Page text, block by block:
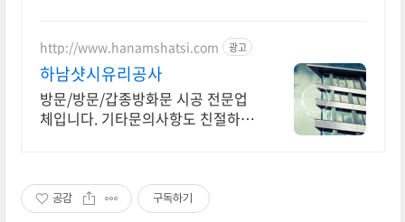
http://www.hanamshatsi.com 광고
하남샷시유리공사
방문/방문/갑종방화문 시공 전문업
체입니다. 기타문의사항도 친절하게
공감 구독하기